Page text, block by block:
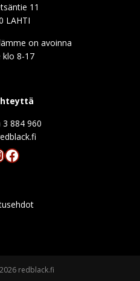
11
LAHTI
on avoinna
klo 8-17
3 884 960
Facebook
redblack.fi